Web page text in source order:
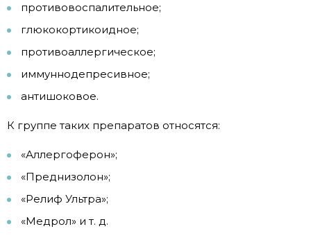
противовоспалительное;
глюкокортикоидное;
противоаллергическое;
иммуннодепресивное;
антишоковое.
К группе таких препаратов относятся:
«Аллергоферон»;
«Преднизолон»;
«Релиф Ультра»;
«Медрол» и т. д.